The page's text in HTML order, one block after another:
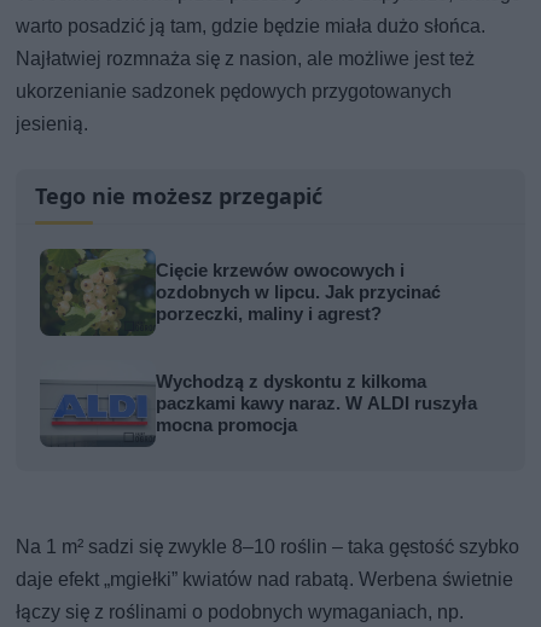
warto posadzić ją tam, gdzie będzie miała dużo słońca.
Najłatwiej rozmnaża się z nasion, ale możliwe jest też
ukorzenianie sadzonek pędowych przygotowanych
jesienią.
Tego nie możesz przegapić
Cięcie krzewów owocowych i
ozdobnych w lipcu. Jak przycinać
porzeczki, maliny i agrest?
Wychodzą z dyskontu z kilkoma
paczkami kawy naraz. W ALDI ruszyła
mocna promocja
Na 1 m² sadzi się zwykle 8–10 roślin – taka gęstość szybko
daje efekt „mgiełki” kwiatów nad rabatą. Werbena świetnie
łączy się z roślinami o podobnych wymaganiach, np.